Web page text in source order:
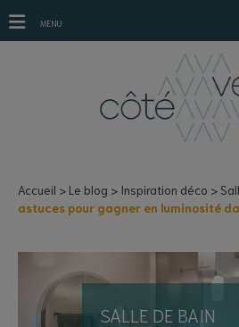
Quelques astuces pour gagner en
Accueil Le blog Inspiration déco
astuces pour gagner en luminosité
SALLE DE BAIN
MENU